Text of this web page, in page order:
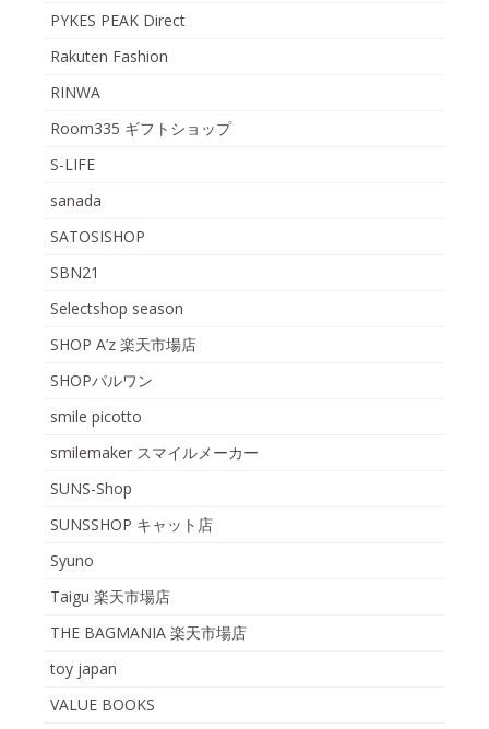
PYKES PEAK Direct
Rakuten Fashion
RINWA
Room335 ギフトショップ
S-LIFE
sanada
SATOSISHOP
SBN21
Selectshop season
SHOP A’z 楽天市場店
SHOPパルワン
smile picotto
smilemaker スマイルメーカー
SUNS-Shop
SUNSSHOP キャット店
Syuno
Taigu 楽天市場店
THE BAGMANIA 楽天市場店
toy japan
VALUE BOOKS